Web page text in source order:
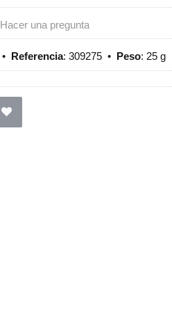
Hacer una pregunta
• Referencia:309275 • Peso: 25 g